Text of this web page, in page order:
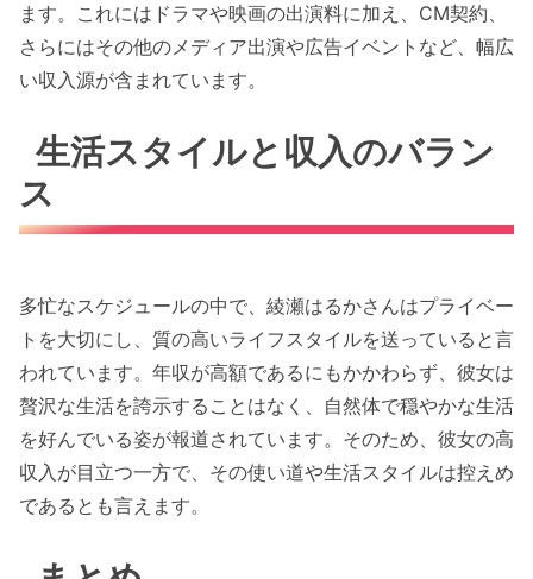
ます。これにはドラマや映画の出演料に加え、CM契約、
さらにはその他のメディア出演や広告イベントなど、幅広
い収入源が含まれています。
生活スタイルと収入のバラン
ス
多忙なスケジュールの中で、綾瀬はるかさんはプライベー
トを大切にし、質の高いライフスタイルを送っていると言
われています。年収が高額であるにもかかわらず、彼女は
贅沢な生活を誇示することはなく、自然体で穏やかな生活
を好んでいる姿が報道されています。そのため、彼女の高
収入が目立つ一方で、その使い道や生活スタイルは控えめ
であるとも言えます。